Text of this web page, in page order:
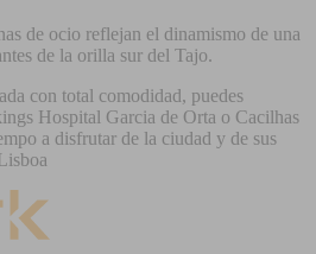
de ocio reflejan el dinamismo de una
de la orilla sur del Tajo.
con total comodidad, puedes
Hospital Garcia de Orta o Cacilhas
a disfrutar de la ciudad y de sus